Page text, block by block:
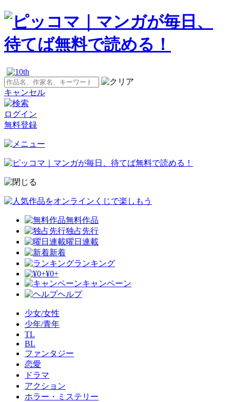
キャンセル
ログイン
無料登録
無料作品
独占先行
曜日連載
新着
ランキング
¥0+
キャンペーン
ヘルプ
少女/女性
少年/青年
TL
BL
ファンタジー
恋愛
ドラマ
アクション
ホラー・ミステリー